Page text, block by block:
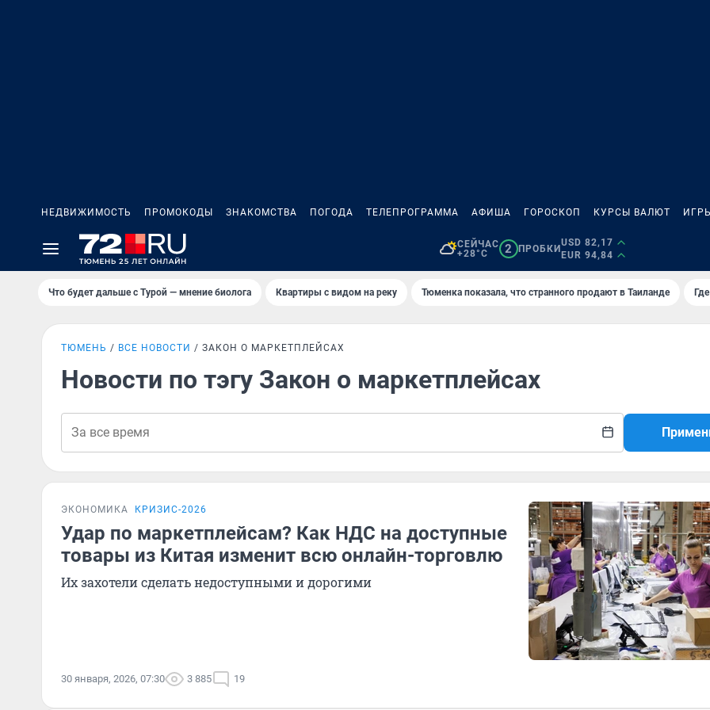
НЕДВИЖИМОСТЬ ПРОМОКОДЫ ЗНАКОМСТВА ПОГОДА ТЕЛЕПРОГРАММА АФИША ГОРОСКОП КУРСЫ ВАЛЮТ
СЕЙЧАС
+28°C
2 ПРОБКИ
USD 82,17
EUR 94,84
Что будет дальше с Турой — мнение биолога Квартиры с видом на реку Тюменка показала, что странного продают в Таиланде
ТЮМЕНЬ ВСЕ НОВОСТИ ЗАКОН О МАРКЕТПЛЕЙСАХ
Новости по тэгу Закон о маркетплейсах
ЭКОНОМИКА КРИЗИС-2026
Удар по маркетплейсам? Как НДС на доступные
товары из Китая изменит всю онлайн-торговлю
Их захотели сделать недоступными и дорогими
30 января, 2026, 07:30 3 885 19